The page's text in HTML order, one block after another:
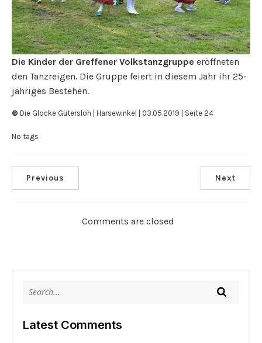
Die Kinder der Greffener Volkstanzgruppe eröffneten
den Tanzreigen. Die Gruppe feiert in diesem Jahr ihr 25-
jähriges Bestehen.
© Die Glocke Gütersloh | Harsewinkel | 03.05.2019 | Seite 24
No tags
Previous Next
Comments are closed
Latest Comments